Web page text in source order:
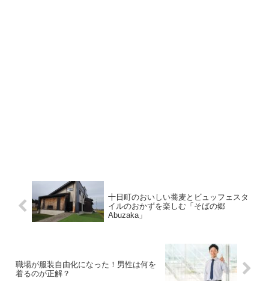
十日町のおいしい蕎麦とビュッフェスタ
イルのおかずを楽しむ「そばの郷
Abuzaka」
職場が服装自由化になった！男性は何を
着るのが正解？